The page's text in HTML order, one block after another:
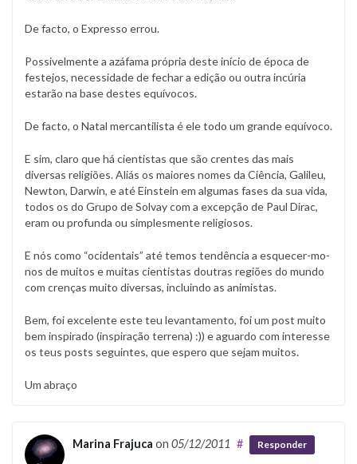
De facto, o Expresso errou.
Possivelmente a azáfama própria deste início de época de
festejos, necessidade de fechar a edição ou outra incúria
estarão na base destes equívocos.
De facto, o Natal mercantilista é ele todo um grande equívoco.
E sim, claro que há cientistas que são crentes das mais
diversas religiões. Aliás os maiores nomes da Ciência, Galileu,
Newton, Darwin, e até Einstein em algumas fases da sua vida,
todos os do Grupo de Solvay com a excepção de Paul Dirac,
eram ou profunda ou simplesmente religiosos.
E nós como “ocidentais” até temos tendência a esquecer-mo-
nos de muitos e muitas cientistas doutras regiões do mundo
com crenças muito diversas, incluindo as animistas.
Bem, foi excelente este teu levantamento, foi um post muito
bem inspirado (inspiração terrena) :)) e aguardo com interesse
os teus posts seguintes, que espero que sejam muitos.
Um abraço
Marina Frajuca on 05/12/2011 # Responder